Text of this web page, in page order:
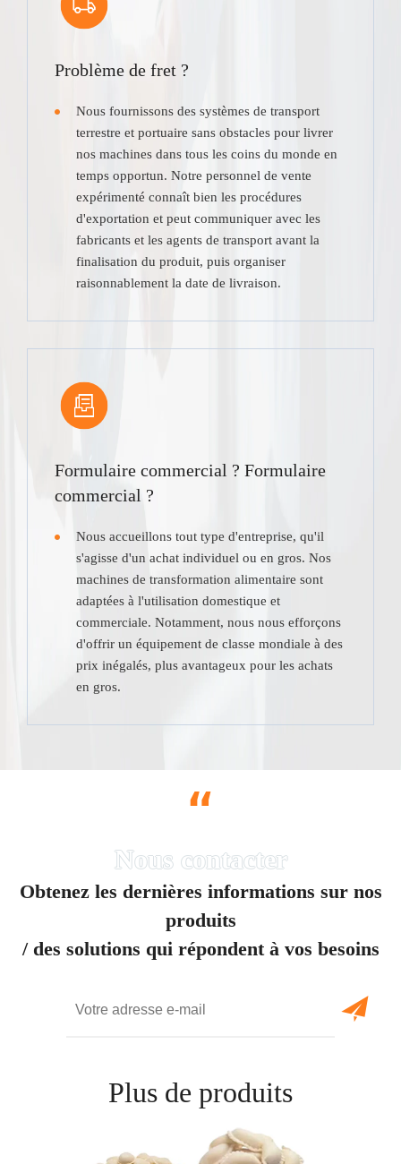
Problème de fret ?
Nous fournissons des systèmes de transport
terrestre et portuaire sans obstacles pour livrer
nos machines dans tous les coins du monde en
temps opportun. Notre personnel de vente
expérimenté connaît bien les procédures
d'exportation et peut communiquer avec les
fabricants et les agents de transport avant la
finalisation du produit, puis organiser
raisonnablement la date de livraison.
Formulaire commercial ? Formulaire
commercial ?
Nous accueillons tout type d'entreprise, qu'il
s'agisse d'un achat individuel ou en gros. Nos
machines de transformation alimentaire sont
adaptées à l'utilisation domestique et
commerciale. Notamment, nous nous efforçons
d'offrir un équipement de classe mondiale à des
prix inégalés, plus avantageux pour les achats
en gros.
“
Obtenez les dernières informations sur nos
produits
/ des solutions qui répondent à vos besoins
Plus de produits